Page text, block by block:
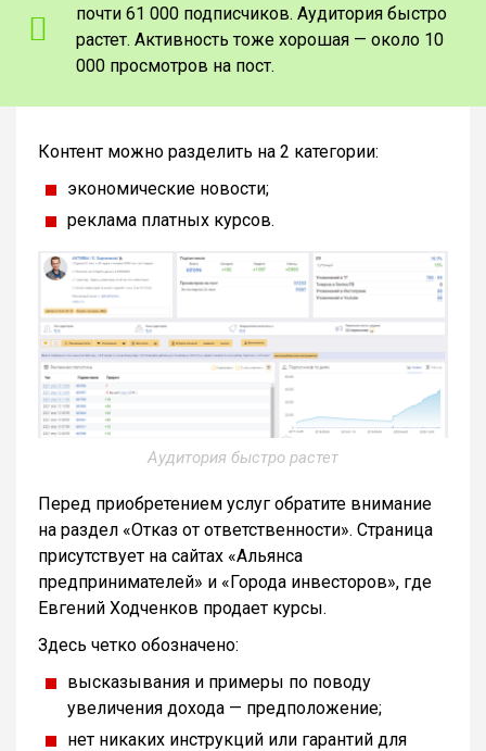
почти 61 000 подписчиков. Аудитория быстро
растет. Активность тоже хорошая — около 10
000 просмотров на пост.
Контент можно разделить на 2 категории:
экономические новости;
реклама платных курсов.
Аудитория быстро растет
Перед приобретением услуг обратите внимание
на раздел «Отказ от ответственности». Страница
присутствует на сайтах «Альянса
предпринимателей» и «Города инвесторов», где
Евгений Ходченков продает курсы.
Здесь четко обозначено:
высказывания и примеры по поводу
увеличения дохода — предположение;
нет никаких инструкций или гарантий для